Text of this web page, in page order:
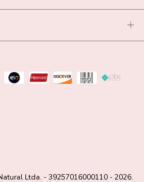
Ltda. - 39257016000110 - 2026.